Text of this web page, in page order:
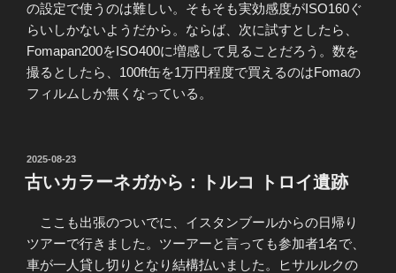
の設定で使うのは難しい。そもそも実効感度がISO160ぐ
らいしかないようだから。ならば、次に試すとしたら、
Fomapan200をISO400に増感して見ることだろう。数を
撮るとしたら、100ft缶を1万円程度で買えるのはFomaの
フィルムしか無くなっている。
投
稿
日:
2025-08-23
古いカラーネガから：トルコ トロイ遺跡
ここも出張のついでに、イスタンブールからの日帰り
ツアーで行きました。ツーアーと言っても参加者1名で、
車が一人貸し切りとなり結構払いました。ヒサルルクの